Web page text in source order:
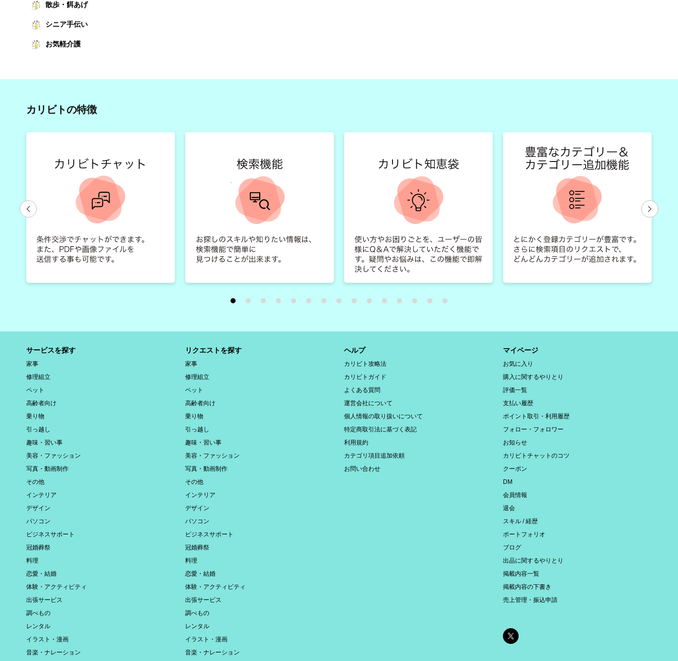
散歩・餌あげ
シニア手伝い
お気軽介護
カリビトの特徴
サービスを探す
家事
修理組立
ペット
高齢者向け
乗り物
引っ越し
趣味・習い事
美容・ファッション
写真・動画制作
その他
インテリア
デザイン
パソコン
ビジネスサポート
冠婚葬祭
料理
恋愛・結婚
体験・アクティビティ
出張サービス
調べもの
レンタル
イラスト・漫画
音楽・ナレーション
リクエストを探す
家事
修理組立
ペット
高齢者向け
乗り物
引っ越し
趣味・習い事
美容・ファッション
写真・動画制作
その他
インテリア
デザイン
パソコン
ビジネスサポート
冠婚葬祭
料理
恋愛・結婚
体験・アクティビティ
出張サービス
調べもの
レンタル
イラスト・漫画
音楽・ナレーション
ヘルプ
カリビト攻略法
カリビトガイド
よくある質問
運営会社について
個人情報の取り扱いについて
特定商取引法に基づく表記
利用規約
カテゴリ項目追加依頼
お問い合わせ
マイページ
お気に入り
購入に関するやりとり
評価一覧
支払い履歴
ポイント取引・利用履歴
フォロー・フォロワー
お知らせ
カリビトチャットのコツ
クーポン
DM
会員情報
退会
スキル / 経歴
ポートフォリオ
ブログ
出品に関するやりとり
掲載内容一覧
掲載内容の下書き
売上管理・振込申請